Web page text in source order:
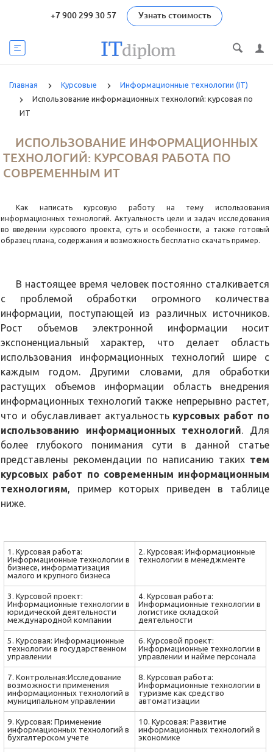
+7 900 299 30 57 Узнать стоимость
Главная Курсовые
Информационные технологии (IT)
Использование информационных технологий: курсовая по
ИТ
ИСПОЛЬЗОВАНИЕ ИНФОРМАЦИОННЫХ
ТЕХНОЛОГИЙ: КУРСОВАЯ РАБОТА ПО
СОВРЕМЕННЫМ ИТ
Как написать курсовую работу на тему использования
информационных технологий. Актуальность цели и задач исследования
во введении курсового проекта, суть и особенности, а также готовый
образец плана, содержания и возможность бесплатно скачать пример.
В настоящее время человек постоянно сталкивается
с проблемой обработки огромного количества
информации, поступающей из различных источников.
Рост объемов электронной информации носит
экспоненциальный характер, что делает область
использования информационных технологий шире с
каждым годом. Другими словами, для обработки
растущих объемов информации область внедрения
информационных технологий также непрерывно растет,
что и обуславливает актуальность курсовых работ по
использованию информационных технологий. Для
более глубокого понимания сути в данной статье
представлены рекомендации по написанию таких тем
курсовых работ по современным информационным
технологиям, пример которых приведен в таблице
ниже.
1. Курсовая работа:
Информационные технологии в
бизнесе, информатизация
малого и крупного бизнеса
2. Курсовая: Информационные
технологии в менеджменте
3. Курсовой проект:
Информационные технологии в
юридической деятельности
международной компании
4. Курсовая работа:
Информационные технологии в
логистике складской
деятельности
5. Курсовая: Информационные
технологии в государственном
управлении
6. Курсовой проект:
Информационные технологии в
управлении и найме персонала
7. Контрольная:Исследование
возможности применения
информационных технологий в
муниципальном управлении
8. Курсовая работа:
Информационные технологии в
туризме как средство
автоматизации
9. Курсовая: Применение
информационных технологий в
бухгалтерском учете
10. Курсовая: Развитие
информационных технологий в
экономике